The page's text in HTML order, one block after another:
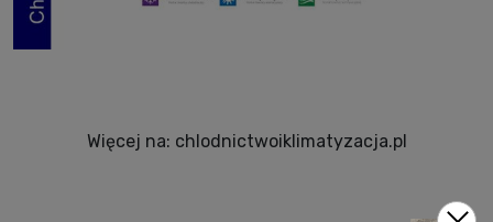
Więcej na: chlodnictwoiklimatyzacja.pl